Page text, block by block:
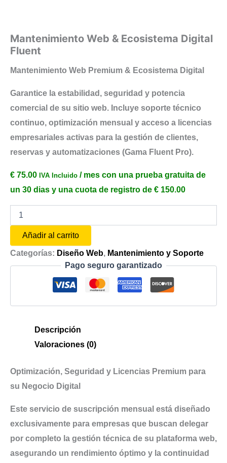
Mantenimiento Web & Ecosistema Digital
Fluent
Mantenimiento Web Premium & Ecosistema Digital
Garantice la estabilidad, seguridad y potencia
comercial de su sitio web. Incluye soporte técnico
continuo, optimización mensual y acceso a licencias
empresariales activas para la gestión de clientes,
reservas y automatizaciones (Gama Fluent Pro).
€ 75.00 IVA Incluido / mes con una prueba gratuita de
un 30 dias y una cuota de registro de € 150.00
Añadir al carrito
Categorías: Diseño Web, Mantenimiento y Soporte
Pago seguro garantizado
Descripción
Valoraciones (0)
Optimización, Seguridad y Licencias Premium para
su Negocio Digital
Este servicio de suscripción mensual está diseñado
exclusivamente para empresas que buscan delegar
por completo la gestión técnica de su plataforma web,
asegurando un rendimiento óptimo y la continuidad